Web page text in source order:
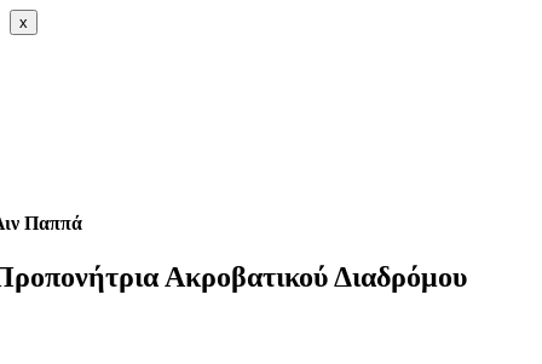
x
Παππά
Ακροβατικού Διαδρόμου